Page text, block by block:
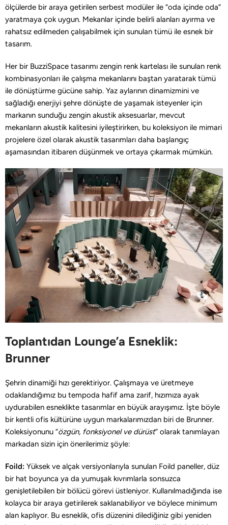
ölçülerde bir araya getirilen serbest modüler ile “oda içinde oda”
yaratmaya çok uygun. Mekanlar içinde belirli alanları ayırma ve
rahatsız edilmeden çalışabilmek için sunulan tümü ile esnek bir
tasarım.
Her bir BuzziSpace tasarımı zengin renk kartelası ile sunulan renk
kombinasyonları ile çalışma mekanlarını baştan yaratarak tümü
ile dönüştürme gücüne sahip. Yaz aylarının dinamizmini ve
sağladığı enerjiyi şehre dönüşte de yaşamak isteyenler için
markanın sunduğu zengin akustik aksesuarlar, mevcut
mekanların akustik kalitesini iyileştirirken, bu koleksiyon ile mimari
projelere özel olarak akustik tasarımları daha başlangıç
aşamasından itibaren düşünmek ve ortaya çıkarmak mümkün.
Toplantıdan Lounge’a Esneklik:
Brunner
Şehrin dinamiği hızı gerektiriyor. Çalışmaya ve üretmeye
odaklandığımız bu tempoda hafif ama zarif, hızımıza ayak
uydurabilen esneklikte tasarımlar en büyük arayışımız. İşte böyle
bir kentli ofis kültürüne uygun markalarımızdan biri de Brunner.
Koleksiyonunu “özgün, fonksiyonel ve dürüst” olarak tanımlayan
markadan sizin için önerilerimiz şöyle:
Foild: Yüksek ve alçak versiyonlarıyla sunulan Foild paneller, düz
bir hat boyunca ya da yumuşak kıvrımlarla sonsuzca
genişletilebilen bir bölücü görevi üstleniyor. Kullanılmadığında ise
kolayca bir araya getirilerek saklanabiliyor ve böylece minimum
alan kaplıyor. Bu esneklik, ofis düzenini dilediğiniz gibi yeniden